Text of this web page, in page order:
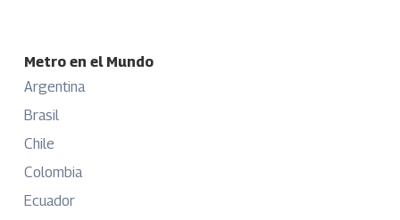
Metro en el Mundo
Argentina
Brasil
Chile
Colombia
Ecuador